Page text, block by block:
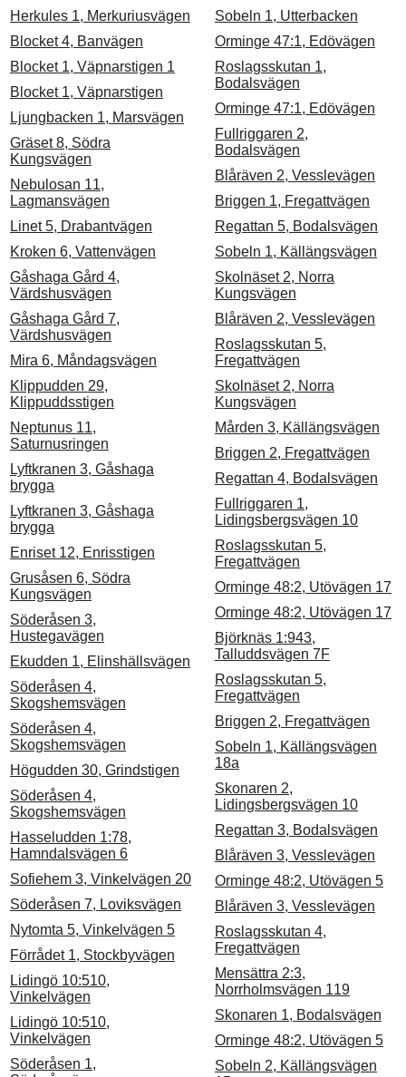
Herkules 1, Merkuriusvägen
Blocket 4, Banvägen
Blocket 1, Väpnarstigen 1
Blocket 1, Väpnarstigen
Ljungbacken 1, Marsvägen
Gräset 8, Södra
Kungsvägen
Nebulosan 11,
Lagmansvägen
Linet 5, Drabantvägen
Kroken 6, Vattenvägen
Gåshaga Gård 4,
Värdshusvägen
Gåshaga Gård 7,
Värdshusvägen
Mira 6, Måndagsvägen
Klippudden 29,
Klippuddsstigen
Neptunus 11,
Saturnusringen
Lyftkranen 3, Gåshaga
brygga
Lyftkranen 3, Gåshaga
brygga
Enriset 12, Enrisstigen
Grusåsen 6, Södra
Kungsvägen
Söderåsen 3,
Hustegavägen
Ekudden 1, Elinshällsvägen
Söderåsen 4,
Skogshemsvägen
Söderåsen 4,
Skogshemsvägen
Högudden 30, Grindstigen
Söderåsen 4,
Skogshemsvägen
Hasseludden 1:78,
Hamndalsvägen 6
Sofiehem 3, Vinkelvägen 20
Söderåsen 7, Loviksvägen
Nytomta 5, Vinkelvägen 5
Förrådet 1, Stockbyvägen
Lidingö 10:510,
Vinkelvägen
Lidingö 10:510,
Vinkelvägen
Söderåsen 1,
Sobeln 1, Utterbacken
Orminge 47:1, Edövägen
Roslagsskutan 1,
Bodalsvägen
Orminge 47:1, Edövägen
Fullriggaren 2,
Bodalsvägen
Blåräven 2, Vesslevägen
Briggen 1, Fregattvägen
Regattan 5, Bodalsvägen
Sobeln 1, Källängsvägen
Skolnäset 2, Norra
Kungsvägen
Blåräven 2, Vesslevägen
Roslagsskutan 5,
Fregattvägen
Skolnäset 2, Norra
Kungsvägen
Mården 3, Källängsvägen
Briggen 2, Fregattvägen
Regattan 4, Bodalsvägen
Fullriggaren 1,
Lidingsbergsvägen 10
Roslagsskutan 5,
Fregattvägen
Orminge 48:2, Utövägen 17
Orminge 48:2, Utövägen 17
Björknäs 1:943,
Talluddsvägen 7F
Roslagsskutan 5,
Fregattvägen
Briggen 2, Fregattvägen
Sobeln 1, Källängsvägen
18a
Skonaren 2,
Lidingsbergsvägen 10
Regattan 3, Bodalsvägen
Blåräven 3, Vesslevägen
Orminge 48:2, Utövägen 5
Blåräven 3, Vesslevägen
Roslagsskutan 4,
Fregattvägen
Mensättra 2:3,
Norrholmsvägen 119
Skonaren 1, Bodalsvägen
Orminge 48:2, Utövägen 5
Sobeln 2, Källängsvägen